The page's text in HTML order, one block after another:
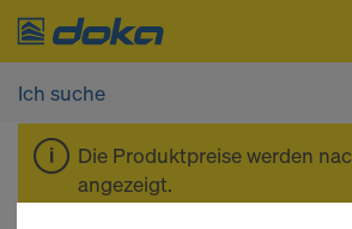
Die Produktpreise werden
angezeigt.